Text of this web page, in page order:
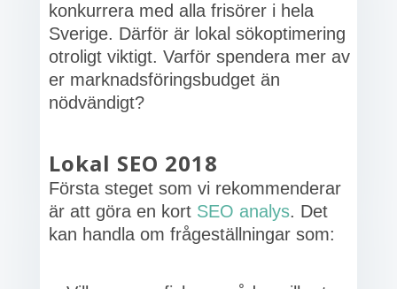
konkurrera med alla frisörer i hela
Sverige. Därför är lokal sökoptimering
otroligt viktigt. Varför spendera mer av
er marknadsföringsbudget än
nödvändigt?
Lokal SEO 2018
Första steget som vi rekommenderar
är att göra en kort SEO analys. Det
kan handla om frågeställningar som: